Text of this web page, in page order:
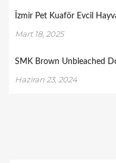
İzmir Pet Kuaför Evcil
Mart 18, 2025
SMK Brown Unbleached
Haziran 23, 2024